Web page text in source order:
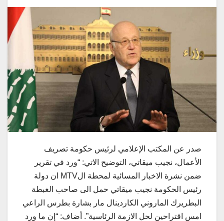
صدر عن المكتب الإعلامي لرئيس حكومة تصريف
الأعمال، نجيب ميقاتي، التوضيح الاتي: “ورد في تقرير
ضمن نشرة الاخبار المسائية لمحطة الMTV ان دولة
رئيس الحكومة نجيب ميقاتي حمل الى صاحب الغبطة
البطريرك الماروني الكاردينال مار بشارة بطرس الراعي
امس اقتراحين لحل الازمة الرئاسية”. أضاف: “إن ما ورد